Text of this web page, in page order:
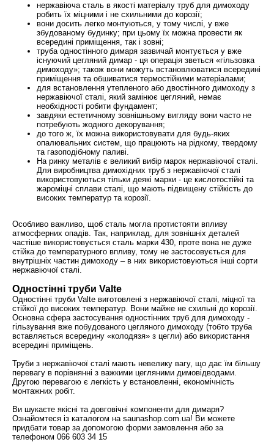
нержавіюча сталь в якості матеріалу труб для димоходу
робить їх міцними і не схильними до корозії;
вони досить легко монтуються, у тому числі, у вже
збудованому будинку; при цьому їх можна провести як
всередині приміщення, так і зовні;
труба одностінного димаря зазвичай монтується у вже
існуючий цегляний димар - ця операція зветься «гільзовка
димоходу»; також вони можуть встановлюватися всередині
приміщення та обшиватися термостійкими матеріалами;
для встановлення утепленого або двостінного димоходу з
нержавіючої сталі, який замінює цегляний, немає
необхідності робити фундамент;
завдяки естетичному зовнішньому вигляду вони часто не
потребують жодного декорування;
до того ж, їх можна використовувати для будь-яких
опалювальних систем, що працюють на рідкому, твердому
та газоподібному паливі.
На ринку металів є великий вибір марок нержавіючої сталі.
Для виробництва димохідних труб з нержавіючої сталі
використовуються тільки деякі марки - це кислотостійкі та
жароміцні сплави сталі, що мають підвищену стійкість до
високих температур та корозії.
Особливо важливо, щоб сталь могла протистояти впливу
атмосферних опадів. Так, наприклад, для зовнішніх деталей
частіше використовується сталь марки 430, проте вона не дуже
стійка до температурного впливу, тому не застосовується для
внутрішніх частин димоходу – в них використовуються інші сорти
нержавіючої сталі.
Одностінні труби Valte
Одностінні труби Valte виготовлені з нержавіючої сталі, міцної та
стійкої до високих температур. Вони майже не схильні до корозії.
Основна сфера застосування одностінних труб для димоходу -
гільзування вже побудованого цегляного димоходу (тобто труба
вставляється всередину «колодязя» з цегли) або використання
всередині приміщень.
Труби з нержавіючої сталі мають невелику вагу, що дає їм більшу
перевагу в порівнянні з важкими цегляними димовідводами.
Другою перевагою є легкість у встановленні, економічність
монтажних робіт.
Ви шукаєте якісні та довговічні компоненти для димаря?
Ознайомтеся із каталогом на saunashop.com.ua! Ви можете
придбати товар за допомогою форми замовлення або за
телефоном 066 603 34 15